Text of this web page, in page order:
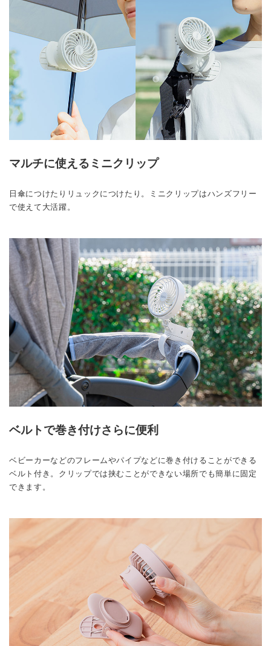
マルチに使えるミニクリップ
日傘につけたりリュックにつけたり。ミニクリップはハンズフリー
で使えて大活躍。
ベルトで巻き付けさらに便利
ベビーカーなどのフレームやパイプなどに巻き付けることができる
ベルト付き。クリップでは挟むことができない場所でも簡単に固定
できます。